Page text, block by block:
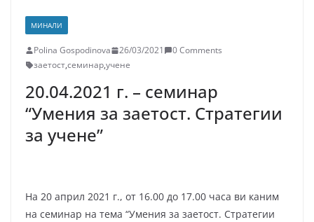
МИНАЛИ
Polina Gospodinova 26/03/2021
0 Comments
заетост,семинар,учене
20.04.2021 г. – семинар
“Умения за заетост. Стратегии
за учене”
На 20 април 2021 г., от 16.00 до 17.00 часа ви каним
на семинар на тема “Умения за заетост. Стратегии